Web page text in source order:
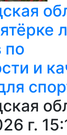
по
и
г.